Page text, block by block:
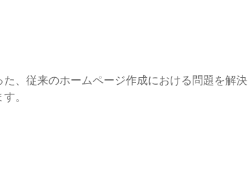
、従来のホームページ作成における問題を解決
。